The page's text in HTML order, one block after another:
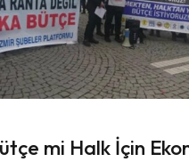
mi Halk İçin